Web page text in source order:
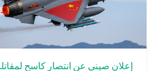
إعلان صيني عن انتصار كاسح